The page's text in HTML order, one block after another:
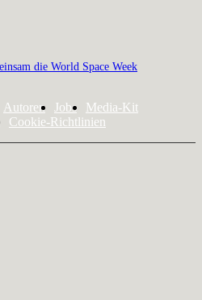
die World Space Week
Autoren Jobs
Media-Kit
Cookie-Richtlinien